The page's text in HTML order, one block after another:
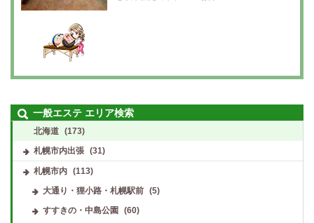
一般エステ エリア検索
北海道 (173)
札幌市内出張 (31)
札幌市内 (113)
大通り・狸小路・札幌駅前
(5)
すすきの・中島公園
(60)